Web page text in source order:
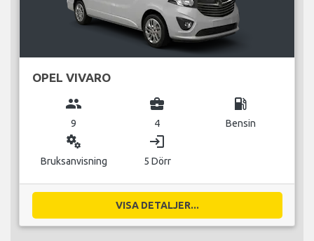
OPEL VIVARO
group
9
business_center
4
local_gas_station
Bensin
miscellaneous_services
Bruksanvisning
login
5 Dörr
VISA DETALJER...